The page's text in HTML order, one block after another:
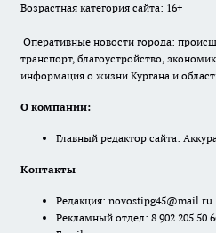
Возрастная категория сайта: 16+
Оперативные новости города:
транспорт, благоустройство,
информация о жизни Кургана и
О компании:
Главный редактор сайта:
Контакты
Редакция: novostipg45@mail.ru
Рекламный отдел: 8 902 205 50